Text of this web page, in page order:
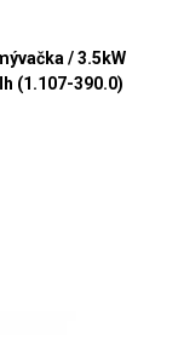
/ 3.5kW
(1.107-390.0)